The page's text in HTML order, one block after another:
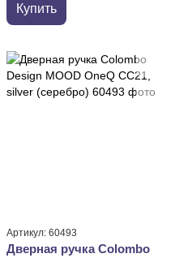
Купить
Артикул: 60493
Дверная ручка Colombo